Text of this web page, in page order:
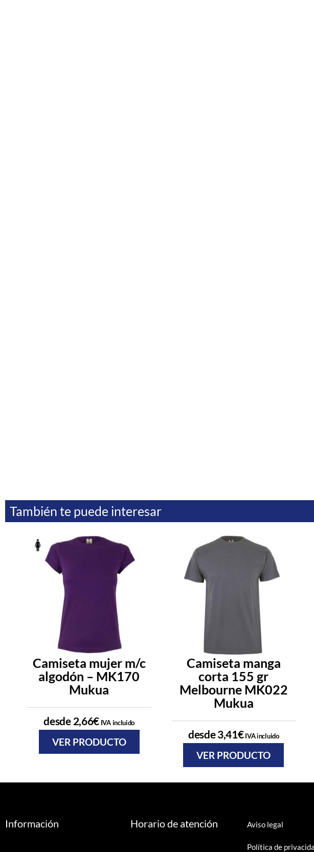
También te puede interesar
Camiseta mujer m/c
algodón – MK170
Mukua
desde 2,66€ IVA incluido
VER PRODUCTO
Camiseta manga
corta 155 gr
Melbourne MK022
Mukua
desde3,41€IVA incluido
VER PRODUCTO
Información Horario de atención Aviso legal
Política de